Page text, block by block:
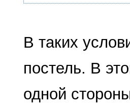
В таких
постель. В
од­ной